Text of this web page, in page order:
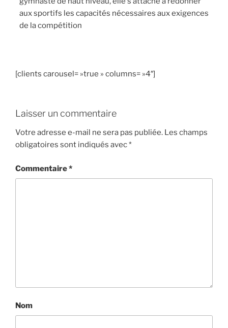
aux sportifs les capacités nécessaires aux exigences
de la compétition
[clients carousel= »true » columns= »4″]
Laisser un commentaire
Votre adresse e-mail ne sera pas publiée. Les champs
obligatoires sont indiqués avec*
Commentaire*
Nom